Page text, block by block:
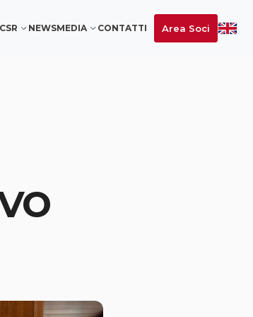
CSR NEWSMEDIA CONTATTI Area Soci